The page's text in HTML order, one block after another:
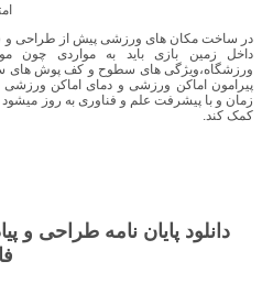
امتیاز
در ساخت مکان های ورزشی پیش از طراحی
داخل زمین بازی باید به مواردی چون
ورزشگاه،ویژگی های سطوح و کف پوش های
پیرامون اماکن ورزشی و دمای اماکن ورزشی
زمان و با پیشرفت علم و فناوری به روز میشود
کمک کند.
دانلود پایان نامه طراحی و